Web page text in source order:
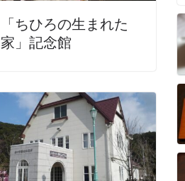
「ちひろの生まれた
家」記念館